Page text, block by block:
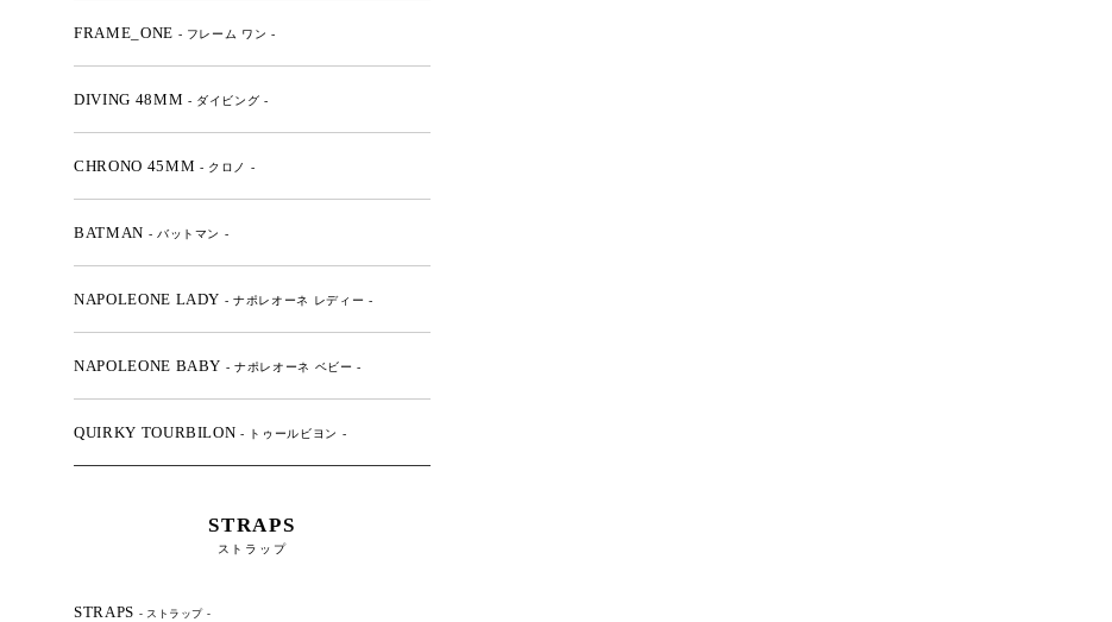
FRAME_ONE - フレーム ワン -
DIVING 48MM - ダイビング -
CHRONO 45MM - クロノ -
BATMAN - バットマン -
NAPOLEONE LADY - ナポレオーネ レディー -
NAPOLEONE BABY - ナポレオーネ ベビー -
QUIRKY TOURBILON- トゥールビヨン -
STRAPS
ストラップ
STRAPS - ストラップ -